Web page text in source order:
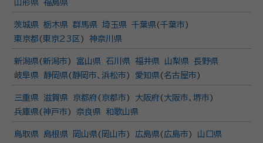
山形県 福島県
茨城県 栃木県 群馬県 埼玉県 千葉県(千葉市)
東京都 ( 東京23区 ) 神奈川県
新潟県(新潟市) 富山県 石川県 福井県 山梨県 長野県
岐阜県
静岡県( 静岡市、 浜松市) 愛知県( 名古屋市)
三重県 滋賀県 京都府( 京都市) 大阪府( 大阪市、 堺市)
兵庫県(神戸市) 奈良県 和歌山県
鳥取県 島根県 岡山県( 岡山市) 広島県( 広島市) 山口県